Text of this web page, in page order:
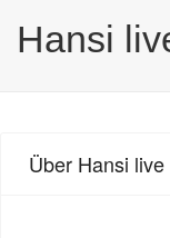
Hansi
Über Hansi live